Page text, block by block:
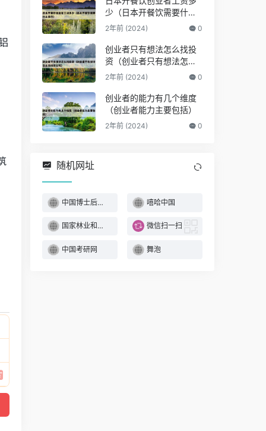
少（日本开餐饮需要什么
条件）
2年前 (2024) 0
创业者只有想法怎么找投
资（创业者只有想法怎么
找投资公司）
2年前 (2024) 0
创业者的能力有几个维度
（创业者能力主要包括）
2年前 (2024) 0
随机网址
中国博士后科学基金 嘻哈中国
国家林业和草原种质 微信扫一扫
中国考研网 舞泡